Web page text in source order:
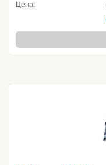
Цена: